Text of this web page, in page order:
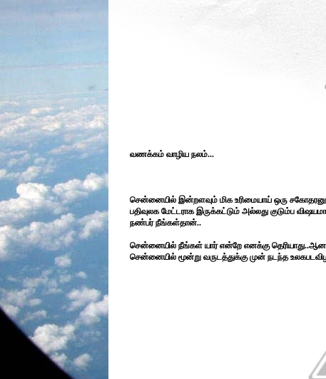
வணக்கம் வாழிய நலம்...
சென்னையில் இன்றளவும் மிக உரிமையாய் ஒரு
பதிவுலக மேட்டராக இருக்கட்டும் அல்லது குடும்ப
நண்பர் நீங்கள்தான்..
சென்னையில் நீங்கள் யார் என்றே எனக்கு
சென்னையில் மூன்று வருடத்துக்கு முன் நடந்த